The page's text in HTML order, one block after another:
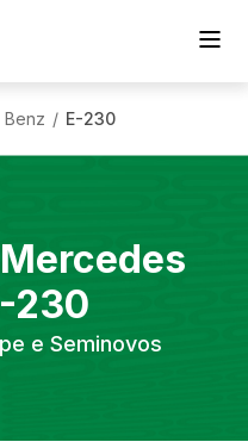
/ E-230
Mercedes
230
e Seminovos